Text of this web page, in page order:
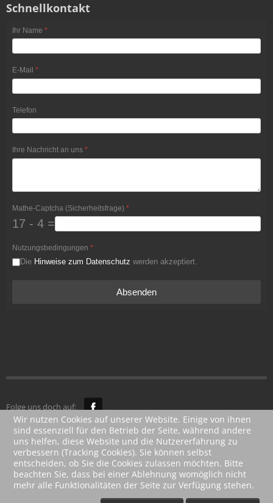
Schnellkontakt
Ihr Name *
E-Mail *
Telefon
Ihre Nachricht an uns *
Mathe-Captcha (Sicherheitsfrage) *
17 - 4 =
Nutzungsbedingungen *
Die Hinweise zum Datenschutz werden akzeptiert.
Absenden
Folge uns doch auf:
© 2014 -
2025
VeranstaltungsserviceRahlfes. All Rights Reserved.
Wir nutzen Cookies auf unserer Website. Einige von ihnen
sind essenziell für den Betrieb der Seite, während andere
uns helfen, diese Website und die Nutzererfahrung zu
verbessern (Tracking Cookies). Sie können selbst
entscheiden, ob Sie die Cookies zulassen möchten. Bitte
beachten Sie, dass bei einer Ablehnung womöglich nicht
mehr alle Funktionalitäten der Seite zur Verfügung stehen.